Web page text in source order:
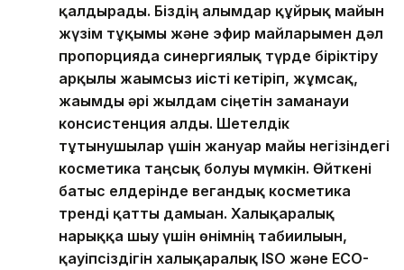
қалдырады. Біздің ғалымдар құйрық майын
жүзім тұқымы және эфир майларымен дәл
пропорцияда синергиялық түрде біріктіру
арқылы жағымсыз иісті кетіріп, жұмсақ,
жағымды әрі жылдам сіңетін заманауи
консистенция алды. Шетелдік
тұтынушылар үшін жануар майы негізіндегі
косметика таңсық болуы мүмкін. Өйткені
батыс елдерінде вегандық косметика
тренді қатты дамыған. Халықаралық
нарыққа шығу үшін өнімнің табиғилығын,
қауіпсіздігін халықаралық ISO және ECO-